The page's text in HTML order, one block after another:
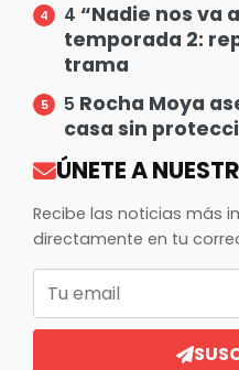
4 “Nadie nos va
temporada 2:
trama
5 Rocha Moya
casa sin
ÚNETE A
Recibe las noticias más
directamente en tu
Correo electrónico